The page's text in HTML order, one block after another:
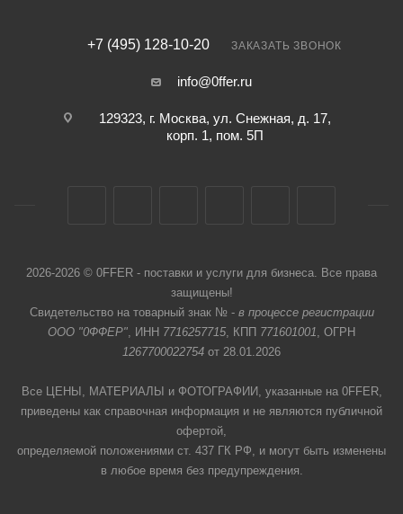
+7 (495) 128-10-20 ЗАКАЗАТЬ ЗВОНОК
info@0ffer.ru
129323, г. Москва, ул. Снежная, д. 17,
корп. 1, пом. 5П
2026-2026 © 0FFER - поставки и услуги для бизнеса. Все права
защищены!
Свидетельство на товарный знак № - в процессе регистрации
ООО "0ФФЕР", ИНН 7716257715, КПП 771601001, ОГРН
1267700022754 от 28.01.2026
Все ЦЕНЫ, МАТЕРИАЛЫ и ФОТОГРАФИИ, указанные на 0FFER,
приведены как справочная информация и не являются публичной
офертой,
определяемой положениями ст. 437 ГК РФ, и могут быть изменены
в любое время без предупреждения.